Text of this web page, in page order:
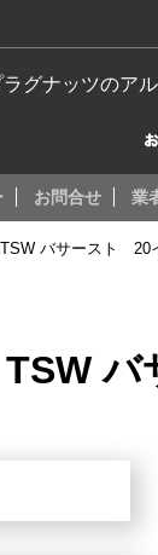
グナッツのア
お問合せ 業
バサースト 20
TSW